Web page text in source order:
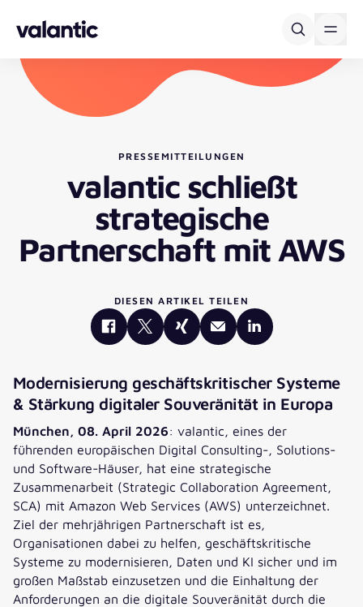
PRESSEMITTEILUNGEN
valantic schließt
strategische
Partnerschaft mit AWS
DIESEN ARTIKEL TEILEN
Modernisierung geschäftskritischer Systeme
& Stärkung digitaler Souveränität in Europa
München, 08. April 2026: valantic, eines der
führenden europäischen Digital Consulting-, Solutions-
und Software-Häuser, hat eine strategische
Zusammenarbeit (Strategic Collaboration Agreement,
SCA) mit Amazon Web Services (AWS) unterzeichnet.
Ziel der mehrjährigen Partnerschaft ist es,
Organisationen dabei zu helfen, geschäftskritische
Systeme zu modernisieren, Daten und KI sicher und im
großen Maßstab einzusetzen und die Einhaltung der
Anforderungen an die digitale Souveränität durch die